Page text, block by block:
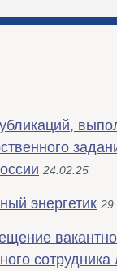
24.02.25
энергетик
сотрудника